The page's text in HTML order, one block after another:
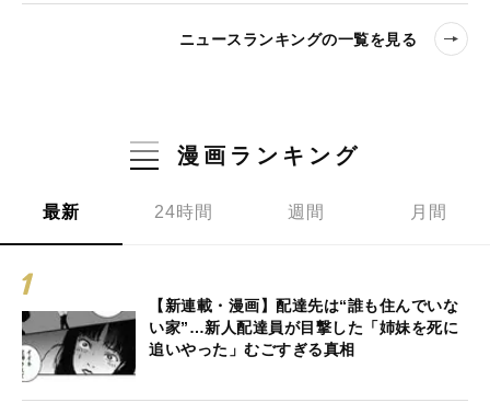
ニュースランキングの一覧を見る
漫画ランキング
最新 24時間 週間 月間
【新連載・漫画】配達先は“誰も住んでいな
い家”…新人配達員が目撃した「姉妹を死に
追いやった」むごすぎる真相